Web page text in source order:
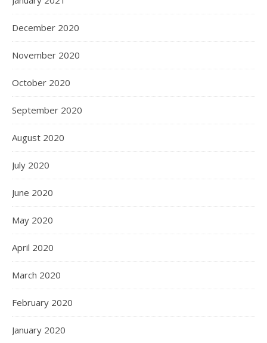
December 2020
November 2020
October 2020
September 2020
August 2020
July 2020
June 2020
May 2020
April 2020
March 2020
February 2020
January 2020